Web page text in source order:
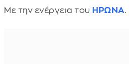
Με την ενέργεια του ΗΡΩΝΑ.